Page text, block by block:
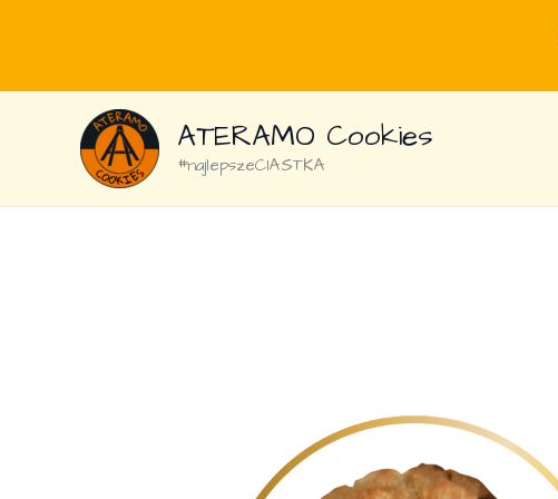
ATERAMO Cookies
#najlepszeCIASTKA